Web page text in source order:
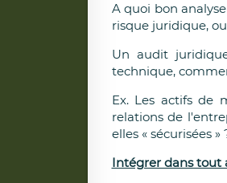
A quoi bon
risque juridique,
Un audit
technique,
Ex. Les actifs de
relations de
elles « sécurisées »
Intégrer dans tout